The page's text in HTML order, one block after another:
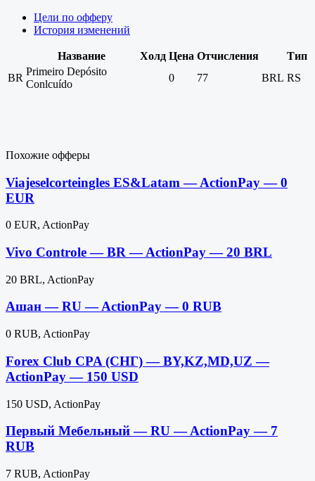
Цели по офферу
История изменений
Название Холд Цена Отчисления
Тип
BR
Primeiro Depósito
Conlcuído
0 77 BRL RS
Похожие офферы
Viajeselcorteingles ES&Latam — ActionPay — 0
EUR
0 EUR, ActionPay
Vivo Controle — BR — ActionPay — 20 BRL
20 BRL, ActionPay
Ашан — RU — ActionPay — 0 RUB
0 RUB, ActionPay
Forex Club CPA (СНГ) — BY,KZ,MD,UZ —
ActionPay — 150 USD
150 USD, ActionPay
Первый Мебельный — RU — ActionPay — 7
RUB
7 RUB, ActionPay